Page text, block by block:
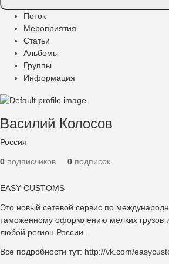
Главные
вкладки
Поток
Мероприятия
Статьи
Альбомы
Группы
Информация
Василий Колосов
Адрес
Россия
0 подписчиков 0 подписок
Самопрезентация
EASY CUSTOMS
Это новый сетевой сервис по
таможенному оформлению мелких грузов
любой регион России.
Все подробности тут: http://vk.com/